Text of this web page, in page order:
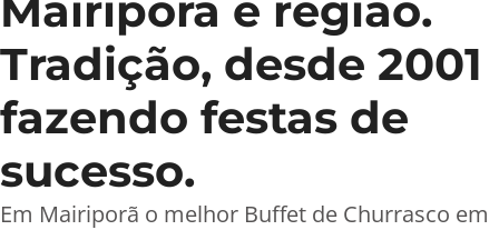
Tradição, desde 2001
fazendo festas de
sucesso.
Em Mairiporã o melhor Buffet de Churrasco em